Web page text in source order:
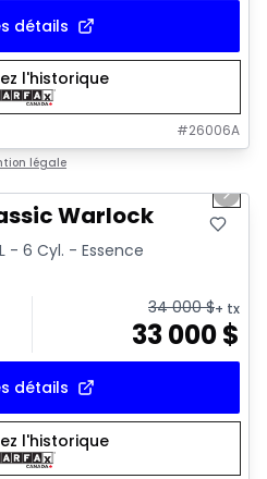
détails
l'historique
#26006A
légale
Next
Warlock
- 6 Cyl. - Essence
34 000$+ tx
33 000$
détails
l'historique